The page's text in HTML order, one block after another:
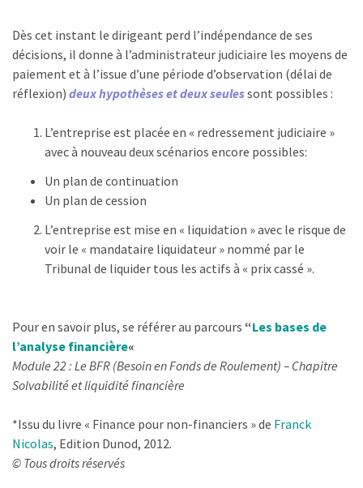
Dès cet instant le dirigeant perd l’indépendance de ses
décisions, il donne à l’administrateur judiciaire les moyens de
paiement et à l’issue d’une période d’observation (délai de
réflexion) deux hypothèses et deux seulessont possibles :
L’entreprise est placée en « redressement judiciaire »
avec à nouveau deux scénarios encore possibles:
Un plan de continuation
Un plan de cession
L’entreprise est mise en « liquidation » avec le risque de
voir le « mandataire liquidateur » nommé par le
Tribunal de liquider tous les actifs à « prix cassé ».
Pour en savoir plus, se référer au parcours “Les bases de
l’analyse financière«
Module 22 : Le BFR (Besoin en Fonds de Roulement) – Chapitre
Solvabilité et liquidité financière
*Issu du livre « Finance pour non-financiers » de Franck
Nicolas, Edition Dunod, 2012.
© Tous droits réservés